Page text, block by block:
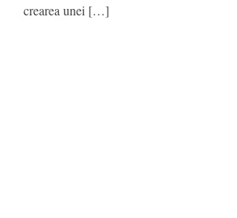
crearea unei […]